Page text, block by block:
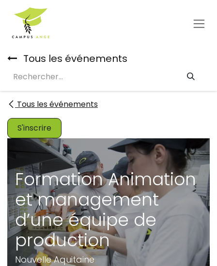
Se rendre au contenu
Tous les événements
Tous les événements
S'inscrire
Formation Animation
et management
d’une équipe de
production
Nouvelle Aquitaine